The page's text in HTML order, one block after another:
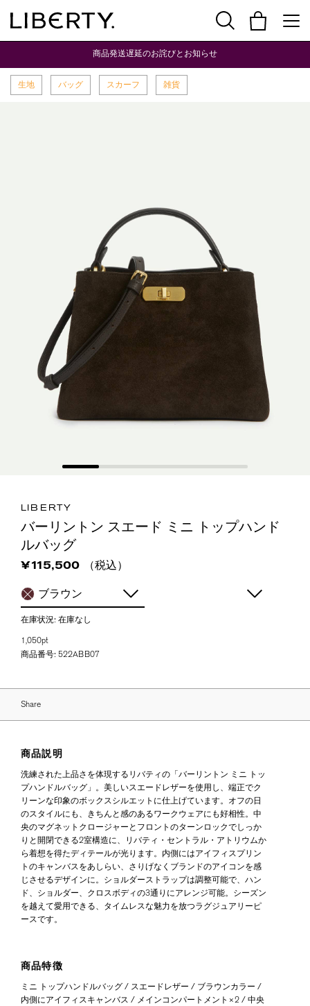
商品発送遅延のお詫びとお知らせ
生地 バッグ スカーフ 雑貨
LIBERTY
バーリントン スエード ミニ トップハンド
ルバッグ
¥115,500
（税込）
ブラウン
在庫状況: 在庫なし
1,050pt
商品番号: 522ABB07
Share
商品説明
洗練された上品さを体現するリバティの「バーリントン ミニ トッ
プハンドルバッグ」。美しいスエードレザーを使用し、端正でク
リーンな印象のボックスシルエットに仕上げています。オフの日
のスタイルにも、きちんと感のあるワークウェアにも好相性。中
央のマグネットクロージャーとフロントのターンロックでしっか
りと開閉できる2室構造に、リバティ・セントラル・アトリウムか
ら着想を得たディテールが光ります。内側にはアイフィスプリン
トのキャンバスをあしらい、さりげなくブランドのアイコンを感
じさせるデザインに。ショルダーストラップは調整可能で、ハン
ド、ショルダー、クロスボディの3通りにアレンジ可能。シーズン
を越えて愛用できる、タイムレスな魅力を放つラグジュアリーピ
ースです。
商品特徴
ミニ トップハンドルバッグ / スエードレザー / ブラウンカラー /
内側にアイフィスキャンバス / メインコンパートメント×2 / 中央